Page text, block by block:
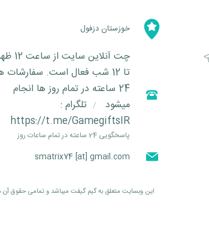
خوزستان دزفول
چت آنلاین سایت از
تا 12 شب فعال است. سفارشات
24 ساعته در تمام روز ها انجام
میشود
/ تلگرام :
https://t.me/GamegiftsIR
پاسخگویی 24 ساعته در تمام ساعات روز
smatrix74 [at] gmail.com
اين وبسايت متعلق به گیم گیفت ميباشد و تمامی حقوق